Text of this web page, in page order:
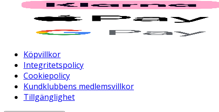
Köpvillkor
Integritetspolicy
Cookiepolicy
Kundklubbens medlemsvillkor
Tillgänglighet